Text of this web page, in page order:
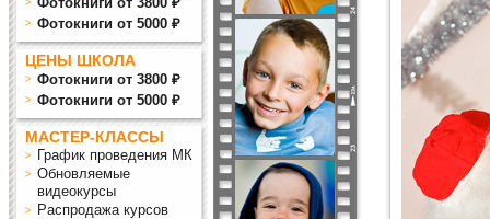
Фотокниги от 5000 ₽
ЦЕНЫ ШКОЛА
Фотокниги от 3800 ₽
Фотокниги от 5000 ₽
МАСТЕР-КЛАССЫ
График проведения МК
Обновляемые
видеокурсы
Распродажа курсов